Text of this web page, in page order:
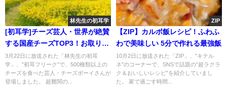
林先生の初耳学
[初耳学]チーズ芸人・世界が絶賛
する国産チーズTOP3！お取り寄
せ可
3月22日に放送された「林先生の初耳
学」、”初耳フリーク”で、500種類以上の
チーズを食べた芸人・チーズボーイさんが
登場しました。 超難関の...
ZIP
【ZIP】カルボ飯レシピ！ふわふ
わで美味しい 5分で作れる最強飯
10月2日に放送された「ZIP」、”キテル
ネ”のコーナーで、SNSで話題の”超ラクラ
ク＆おいしいレシピ”を紹介していまし
た。 家で過ごす時間...